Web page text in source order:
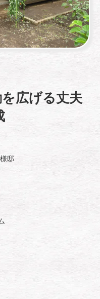
広げる丈夫
邸